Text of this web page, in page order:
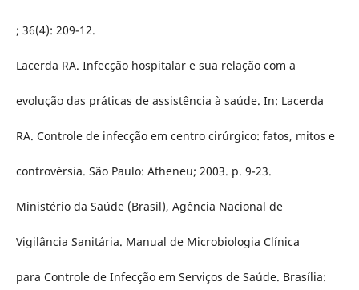
; 36(4): 209-12.
Lacerda RA. Infecção hospitalar e sua relação com a
evolução das práticas de assistência à saúde. In: Lacerda
RA. Controle de infecção em centro cirúrgico: fatos, mitos e
controvérsia. São Paulo: Atheneu; 2003. p. 9-23.
Ministério da Saúde (Brasil), Agência Nacional de
Vigilância Sanitária. Manual de Microbiologia Clínica
para Controle de Infecção em Serviços de Saúde. Brasília: